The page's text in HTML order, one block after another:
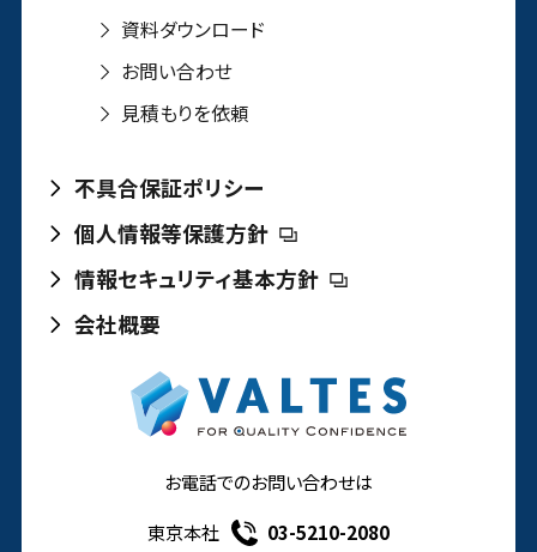
資料ダウンロード
お問い合わせ
見積もりを依頼
不具合保証ポリシー
個人情報等保護方針
情報セキュリティ基本方針
会社概要
お電話でのお問い合わせは
東京本社
03-5210-2080